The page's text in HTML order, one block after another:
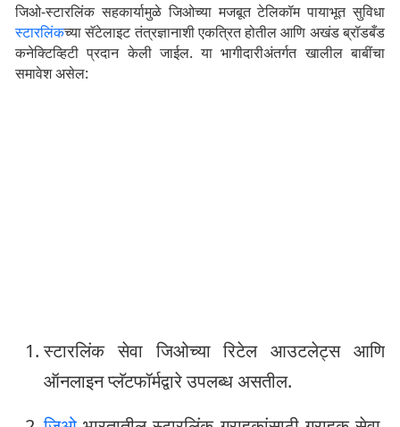
जिओ-स्टारलिंक सहकार्यामुळे जिओच्या मजबूत टेलिकॉम पायाभूत सुविधा
स्टारलिंकच्या सॅटेलाइट तंत्रज्ञानाशी एकत्रित होतील आणि अखंड ब्रॉडबँड
कनेक्टिव्हिटी प्रदान केली जाईल. या भागीदारीअंतर्गत खालील बाबींचा
समावेश असेल:
स्टारलिंक सेवा जिओच्या रिटेल आउटलेट्स आणि
ऑनलाइन प्लॅटफॉर्मद्वारे उपलब्ध असतील.